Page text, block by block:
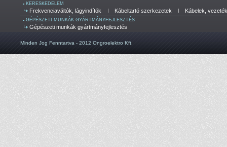
KERESKEDELEM
Frekvenciaváltók, lágyindítók Kábeltartó szerkezetek Kábelek,
GÉPÉSZETI MUNKÁK GYÁRTMÁNYFEJLESZTÉS
Gépészeti munkák gyártmányfejlesztés
Minden Jog Fenntartva - 2012 Ongroelektro Kft.